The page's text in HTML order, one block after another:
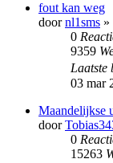
fout kan weg
doornl1sms »
0
9359
Laatste
03 mar
Maandelijkse
door
0
15263